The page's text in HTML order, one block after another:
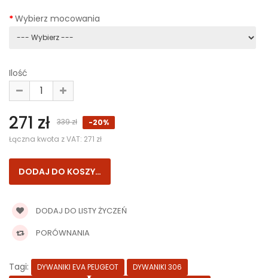
Wybierz mocowania
Ilość
271 zł 339 zł
-20%
Łączna kwota z VAT: 271 zł
DODAJ DO LISTY ŻYCZEŃ
PORÓWNANIA
Tagi: DYWANIKI EVA PEUGEOT
DYWANIKI 306